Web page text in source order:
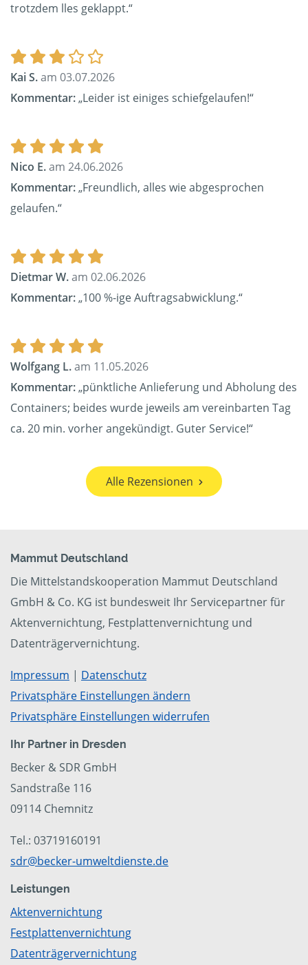
trotzdem lles geklappt.“
Kai S.am 03.07.2026
Kommentar:„Leider ist einiges schiefgelaufen!“
Nico E.am 24.06.2026
Kommentar:„Freundlich, alles wie abgesprochen
gelaufen.“
Dietmar W.am 02.06.2026
Kommentar:„100 %-ige Auftragsabwicklung.“
Wolfgang L.am 11.05.2026
Kommentar:„pünktliche Anlieferung und Abholung des
Containers; beides wurde jeweils am vereinbarten Tag
ca. 20 min. vorher angekündigt. Guter Service!“
Alle Rezensionen
Mammut Deutschland
Die Mittelstandskooperation Mammut Deutschland
GmbH & Co. KG ist bundesweit Ihr Servicepartner für
Aktenvernichtung, Festplattenvernichtung und
Datenträgervernichtung.
Impressum | Datenschutz
Privatsphäre Einstellungen ändern
Privatsphäre Einstellungen widerrufen
Ihr Partner in Dresden
Becker & SDR GmbH
Sandstraße 116
09114 Chemnitz
Tel.: 03719160191
sdr@becker-umweltdienste.de
Leistungen
Aktenvernichtung
Festplattenvernichtung
Datenträgervernichtung